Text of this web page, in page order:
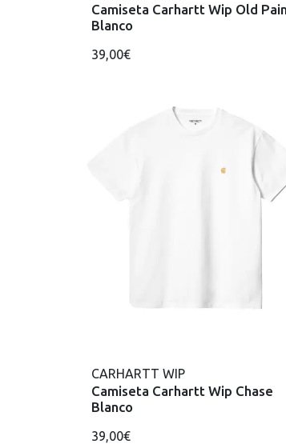
Camiseta Carhartt Wip Old
Blanco
39,00€
CARHARTT WIP
Camiseta Carhartt Wip Chase
Blanco
39,00€